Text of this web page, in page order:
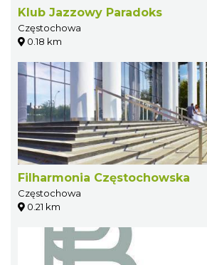
Klub Jazzowy Paradoks
Częstochowa
0.18 km
Filharmonia Częstochowska
Częstochowa
0.21 km